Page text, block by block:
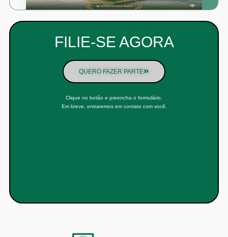
FILIE-SE AGORA
QUERO FAZER PARTE
Clique no botão e preencha o formulário.
Em breve, entraremos em contato com você.